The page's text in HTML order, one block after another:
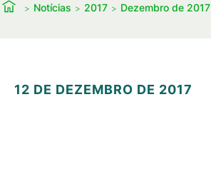
Notícias 2017 Dezembro de 2017
12 DE DEZEMBRO DE 2017